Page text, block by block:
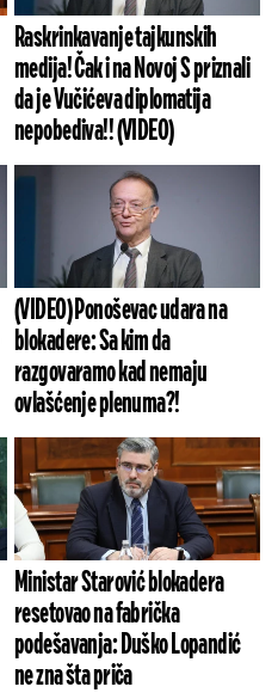
Raskrinkavanje tajkunskih
medija! Čak i na Novoj S priznali
da je Vučićeva diplomatija
nepobediva!! (VIDEO)
(VIDEO) Ponoševac udara na
blokadere: Sa kim da
razgovaramo kad nemaju
ovlašćenje plenuma?!
Ministar Starović blokadera
resetovao na fabrička
podešavanja: Duško Lopandić
ne zna šta priča